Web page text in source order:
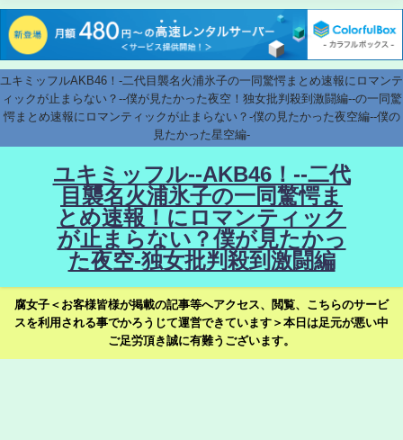
ユキミッフルAKB46！-二代目襲名火浦氷子の一同驚愕まとめ速報にロマンテ
ィックが止まらない？--僕が見たかった夜空！独女批判殺到激闘編--の一同驚
愕まとめ速報にロマンティックが止まらない？-僕の見たかった夜空編--僕の
見たかった星空編-
ユキミッフル--AKB46！--二代
目襲名火浦氷子の一同驚愕ま
とめ速報！にロマンティック
が止まらない？僕が見たかっ
た夜空-独女批判殺到激闘編
腐女子＜お客様皆様が掲載の記事等へアクセス、閲覧、こちらのサービ
スを利用される事でかろうじて運営できています＞本日は足元が悪い中
ご足労頂き誠に有難うございます。